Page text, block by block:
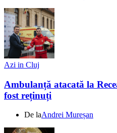
Azi in Cluj
Ambulanță atacată la
fost reținuți
De laAndrei Mureșan